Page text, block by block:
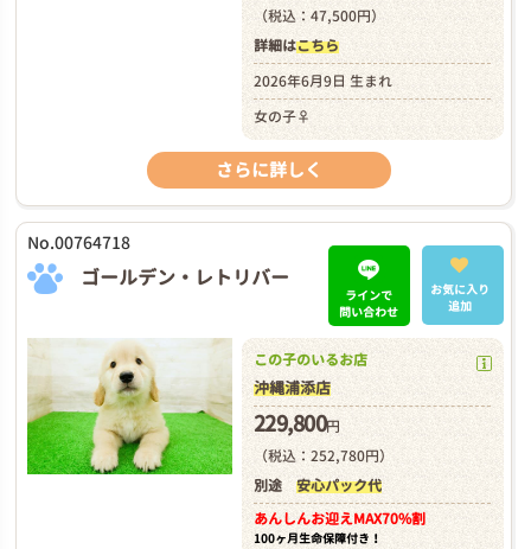
（税込：47,500円）
詳細はこちら
2026年6月9日 生まれ
女の子♀
さらに詳しく
No.00764718
ゴールデン・レトリバー
ラインで
問い合わせ
お気に入り
追加
この子のいるお店
沖縄浦添店
229,800円
（税込：252,780円）
別途 安心パック代
あんしんお迎えMAX70%割
100ヶ月生命保障付き！